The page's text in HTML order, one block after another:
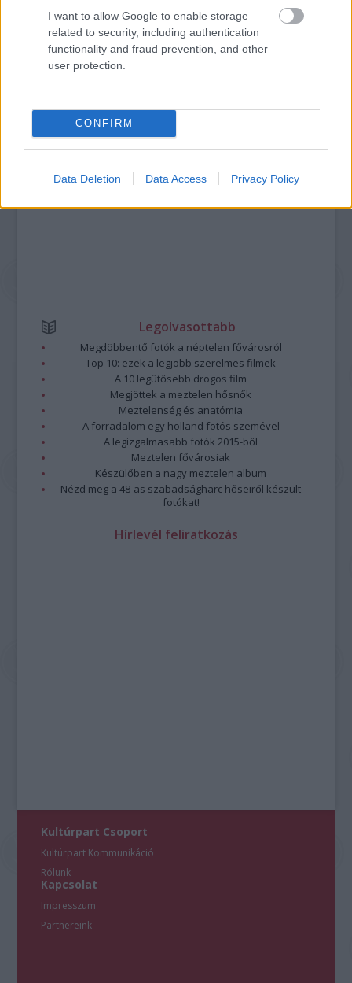
I want to allow Google to enable storage
related to security, including authentication
functionality and fraud prevention, and other
user protection.
CONFIRM
Data Deletion Data Access Privacy Policy
LÉTEZIK GYÓGYÍTÓ MÚZEUM?!
Kommentek:
A hozzászólások avonatkozó jogszabályok
nem vállal, azokat nem ellenőrzi. Kifogás esetén forduljon a blog szerkesztőjéhez.
Felhasználási feltételekben adatvédelmi tájékoztatóban
Legolvasottabb
Megdöbbentő fotók a néptelen fővárosról
Top 10: ezek a legjobb szerelmes filmek
A 10 legütősebb drogos film
Megjöttek a meztelen hősnők
Meztelenség és anatómia
A forradalom egy holland fotós szemével
A legizgalmasabb fotók 2015-ből
Meztelen fővárosiak
Készülőben a nagy meztelen album
Nézd meg a 48-as szabadságharc hőseiről készült
fotókat!
Hírlevél feliratkozás
Kultúrpart Csoport
Kultúrpart Kommunikáció
Rólunk
Kapcsolat
Impresszum
Partnereink